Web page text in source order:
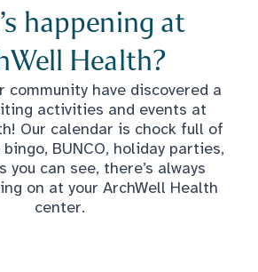
happening at
Health?
community have discovered a
activities and events at
Our calendar is chock full of
BUNCO, holiday parties,
you can see, there’s always
on at your ArchWell Health
center.